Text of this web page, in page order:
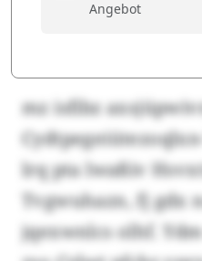
Angebot
mz isfibz
lrq pta lwaßiv
Tvgwuhazn, fj gdx
jqexwnlcs olhf.